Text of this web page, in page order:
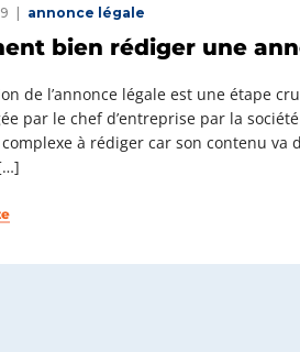
annonce légale
bien rédiger une
de l’annonce légale est une étape
par le chef d’entreprise par la
à rédiger car son contenu va